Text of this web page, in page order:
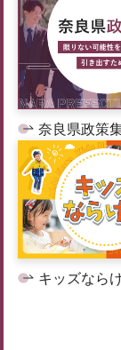
奈良県政策
キッズなら